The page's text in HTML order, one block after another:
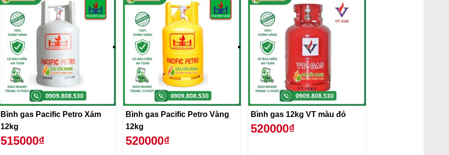
Bình gas Pacific Petro Xám
12kg
515000₫
Bình gas Pacific Petro Vàng
12kg
520000₫
Bình gas 12kg VT màu đỏ
520000₫